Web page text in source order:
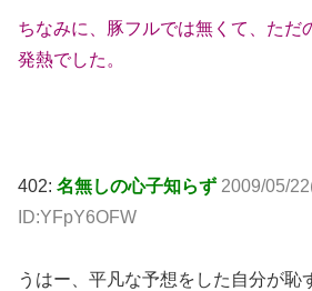
ちなみに、豚フルでは無くて、ただ
発熱でした。
402: 名無しの心子知らず 2009/05/
ID:YFpY6OFW
うはー、平凡な予想をした自分が恥